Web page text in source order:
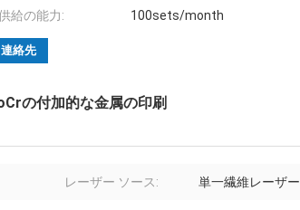
給の能力:
100sets/month
連絡先
の付加的な金属の印刷
レーザー ソース: 単一繊維レーザー